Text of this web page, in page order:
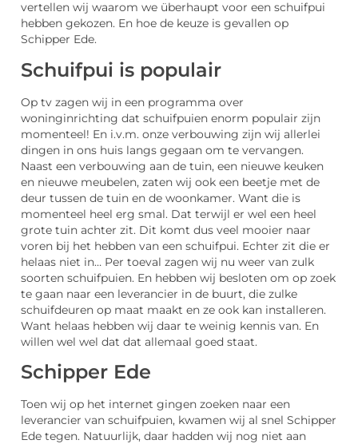
vertellen wij waarom we überhaupt voor een schuifpui
hebben gekozen. En hoe de keuze is gevallen op
Schipper Ede.
Schuifpui is populair
Op tv zagen wij in een programma over
woninginrichting dat schuifpuien enorm populair zijn
momenteel! En i.v.m. onze verbouwing zijn wij allerlei
dingen in ons huis langs gegaan om te vervangen.
Naast een verbouwing aan de tuin, een nieuwe keuken
en nieuwe meubelen, zaten wij ook een beetje met de
deur tussen de tuin en de woonkamer. Want die is
momenteel heel erg smal. Dat terwijl er wel een heel
grote tuin achter zit. Dit komt dus veel mooier naar
voren bij het hebben van een schuifpui. Echter zit die er
helaas niet in… Per toeval zagen wij nu weer van zulk
soorten schuifpuien. En hebben wij besloten om op zoek
te gaan naar een leverancier in de buurt, die zulke
schuifdeuren op maat maakt en ze ook kan installeren.
Want helaas hebben wij daar te weinig kennis van. En
willen wel wel dat dat allemaal goed staat.
Schipper Ede
Toen wij op het internet gingen zoeken naar een
leverancier van schuifpuien, kwamen wij al snel Schipper
Ede tegen. Natuurlijk, daar hadden wij nog niet aan